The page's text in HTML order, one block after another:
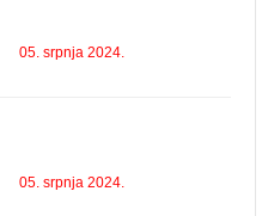
05. srpnja 2024.
05. srpnja 2024.